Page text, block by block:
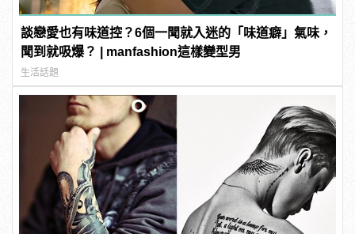
談戀愛也有味道控？6個一聞就入迷的「味道癖」氣味，
聞到就吸爆？ | manfashion這樣變型男
生活話題